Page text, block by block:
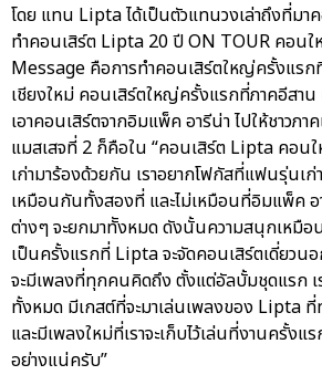
โดย แทน Lipta ได้เป็นตัวแทนวงเล่าถึงที่มา
ทำคอนเสิร์ต Lipta 20 ปี ON TOUR คอนใ
Message คือการทำคอนเสิร์ตใหญ่ครั้งแรก
เชียงใหม่ คอนเสิร์ตใหญ่ครั้งแรกที่ภาคอีสาน
เอาคอนเสิร์ตจากอิมแพ็ค อารีน่า ไปให้ชาวภา
แมสเสจที่ 2 ก็คือใน “คอนเสิร์ต Lipta คอนใ
เก่ามาร้องด้วยกัน เราอยากโฟกัสที่แฟนรุ่นเก่
เหมือนกันทั้งสองที่ และไม่เหมือนที่อิมแพ็ค อ
ต่างๆ จะยกมาทัังหมด ดังนั้นความสนุกเหมือ
เป็นครั้งแรกที่ Lipta จะจัดคอนเสิร์ตเดี่ยวน
จะมีเพลงที่ทุกคนคิดถึง ตั้งแต่อัลบั้มชุดแรก เร
ทั้งหมด มีเกสต์ที่จะมาเล่นเพลงของ Lipta
และมีเพลงใหม่ที่เราจะเก็บไว้เล่นที่งานครั้ง
อย่างแน่ครับ”